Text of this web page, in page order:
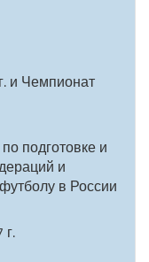
и Чемпионат
подготовке и
и
в России
г.